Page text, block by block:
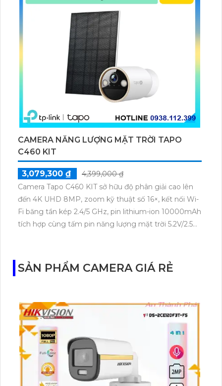
CAMERA NĂNG LƯỢNG MẶT TRỜI TAPO
C460 KIT
3,079,300 ₫
4,399,000 ₫
Camera Tapo C460 KIT sở hữu độ phân giải cao lên
đến 4K UHD 8MP, zoom kỹ thuật số 16×, kết nối Wi-
Fi băng tần kép 2.4/5 GHz, pin lithium-ion 10000mAh
tích hợp cùng tấm pin năng lượng mặt trời 5.2V/2.5W.
SẢN PHẨM CAMERA GIÁ RẺ